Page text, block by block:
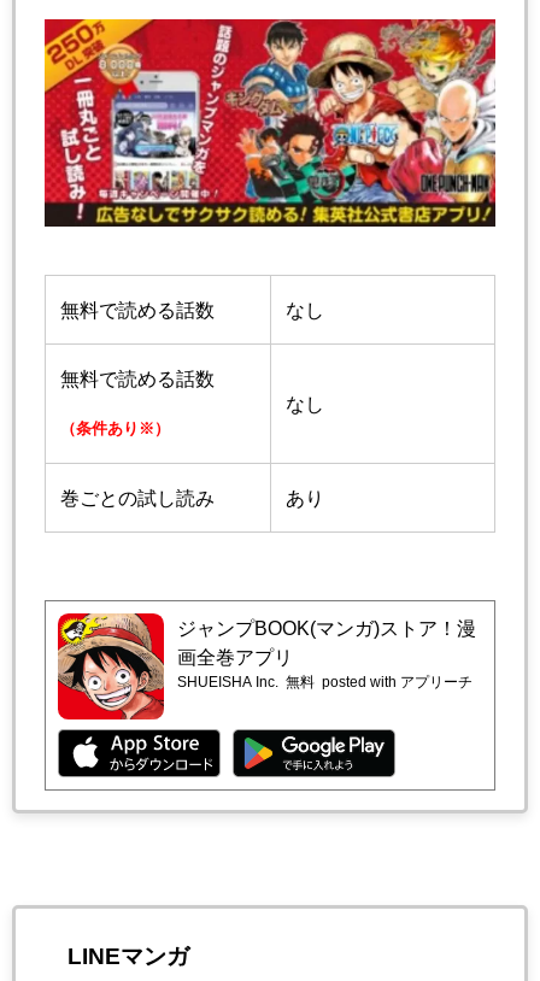
無料で読める話数 なし
無料で読める話数
（条件あり※）
なし
巻ごとの試し読み あり
ジャンプBOOK(マンガ)ストア！漫
画全巻アプリ
SHUEISHA Inc. 無料 posted with アプリーチ
LINEマンガ